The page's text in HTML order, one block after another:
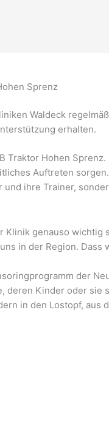
Sprenz
Waldeck
erhalten.
Traktor Hohen
Auftreten sorgen.
ihre Trainer,
genauso
in der Region.
der
deren Kinder oder
in den Lostopf,